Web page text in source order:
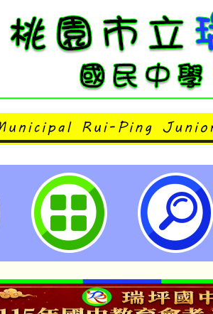
廉潔楷模選拔及表揚
並修正為「桃園市政
點」，並自即日生效